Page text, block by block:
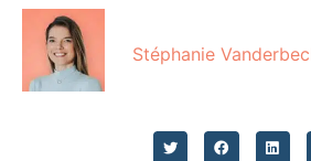
Stéphanie